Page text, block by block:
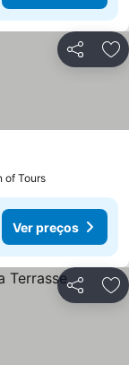
Partilhar
of Tours
Ver preços
Partilhar